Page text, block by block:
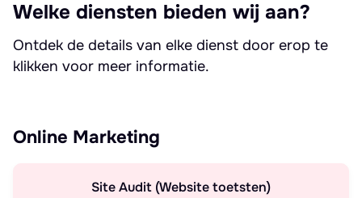
Welke diensten bieden wij aan?
Ontdek de details van elke dienst door erop te
klikken voor meer informatie.
Online Marketing
Site Audit (Website toetsten)